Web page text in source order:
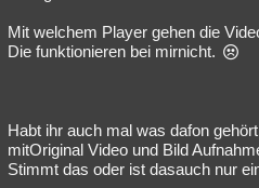
Mit welchem Player gehen die
Die funktionieren bei mirnicht.
Habt ihr auch mal was dafon
mitOriginal Video und Bild
Stimmt das oder ist dasauch nur